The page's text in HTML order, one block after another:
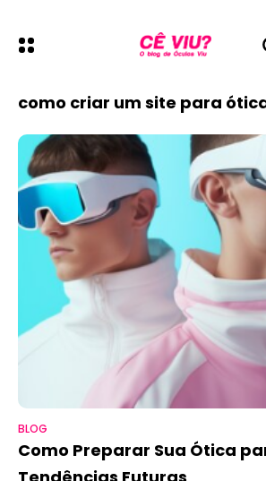
como criar um site para
BLOG
Como Preparar Sua Ótica